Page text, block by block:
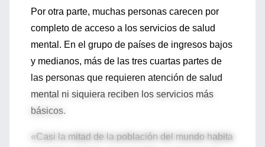
Por otra parte, muchas personas carecen por
completo de acceso a los servicios de salud
mental. En el grupo de países de ingresos bajos
y medianos, más de las tres cuartas partes de
las personas que requieren atención de salud
mental ni siquiera reciben los servicios más
básicos.
«Casi la mitad de la población del mundo habita